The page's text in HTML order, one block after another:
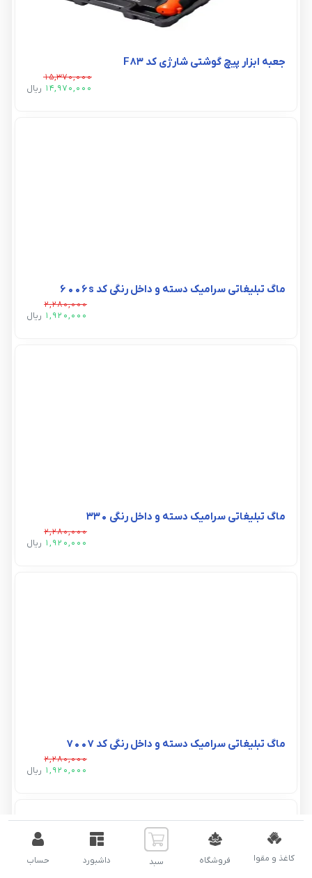
کاغذ و مقوا فروشگاه سبد داشبورد حساب
جعبه ابزار پیچ گوشتی شارژی کد F83
15,370,000
14,970,000 ريال
ماگ تبلیغاتی سرامیک دسته و داخل رنگی کد 6006s
2,280,000
1,920,000 ريال
ماگ تبلیغاتی سرامیک دسته و داخل رنگی ۳۳۰
2,280,000
1,920,000 ريال
ماگ تبلیغاتی سرامیک دسته و داخل رنگی کد ۷۰۰۷
2,280,000
1,920,000 ريال